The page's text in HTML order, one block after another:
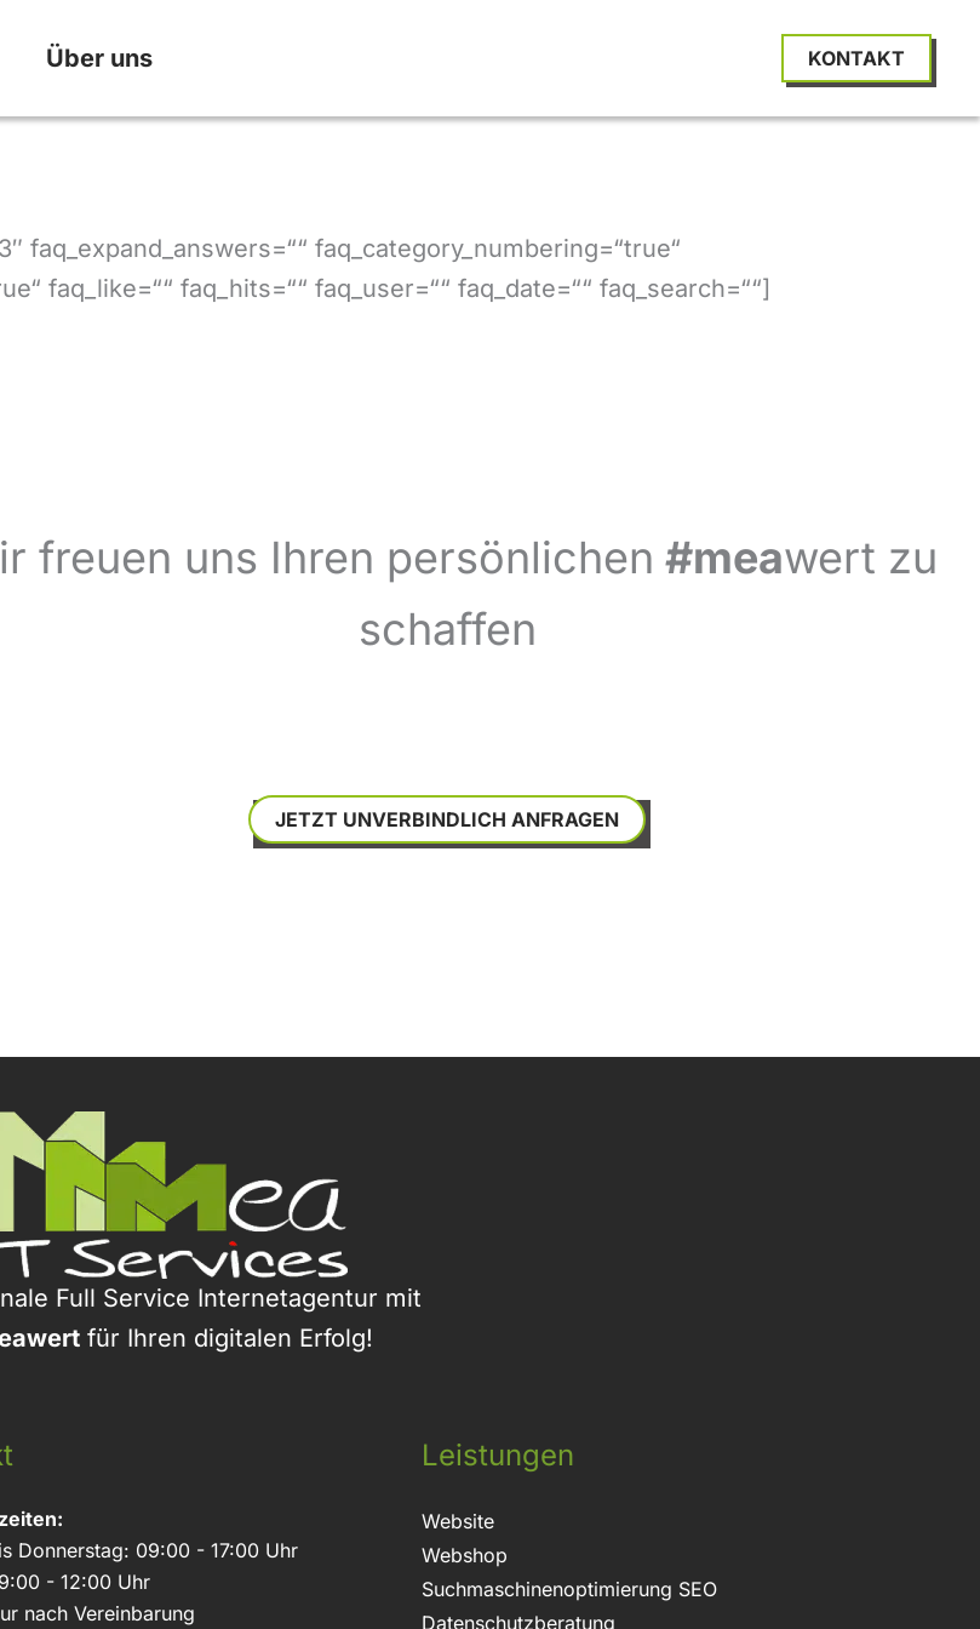
Über uns KONTAKT
faq_expand_answers=““ faq_category_numbering=“true“
faq_like=““ faq_hits=““ faq_user=““ faq_date=““ faq_search=““]
freuen uns Ihren persönlichen #meawert zu
schaffen
JETZT UNVERBINDLICH ANFRAGEN
Full Service Internetagentur mit
für Ihren digitalen Erfolg!
Donnerstag: 09:00 - 17:00 Uhr
- 12:00 Uhr
nach Vereinbarung
Leistungen
Website
Webshop
Suchmaschinenoptimierung SEO
Datenschutzberatung